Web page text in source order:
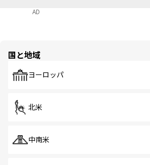
AD
国と地域
ヨーロッパ
北米
中南米